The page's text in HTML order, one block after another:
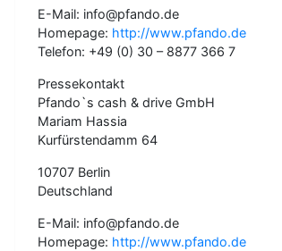
E-Mail: info@pfando.de
Homepage: http://www.pfando.de
Telefon: +49 (0) 30 – 8877 366 7
Pressekontakt
Pfando`s cash & drive GmbH
Mariam Hassia
Kurfürstendamm 64
10707 Berlin
Deutschland
E-Mail: info@pfando.de
Homepage: http://www.pfando.de